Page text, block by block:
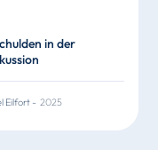
in der
Eilfort- 2025